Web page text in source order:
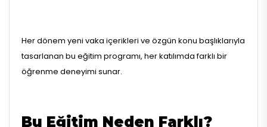
Her dönem yeni vaka içerikleri ve özgün konu başlıklarıyla
tasarlanan bu eğitim programı, her katılımda farklı bir
öğrenme deneyimi sunar.
Bu Eğitim Neden Farklı?